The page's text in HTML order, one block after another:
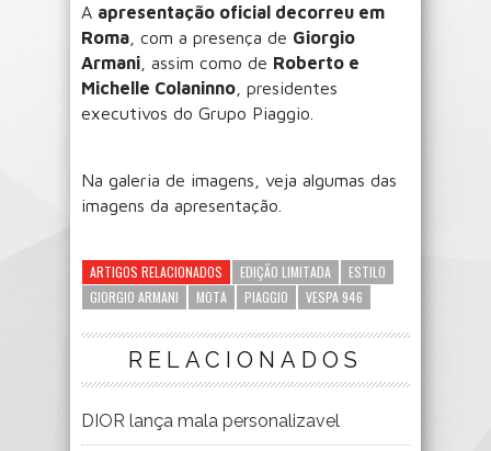
A apresentação oficial decorreu em
Roma , com a presença de Giorgio
Armani , assim como de Roberto e
Michelle Colaninno , presidentes
executivos do Grupo Piaggio.
Na galeria de imagens, veja algumas das
imagens da apresentação.
ARTIGOS RELACIONADOS EDIÇÃO LIMITADA
ESTILO
GIORGIO ARMANI
MOTA PIAGGIO VESPA 946
RELACIONADOS
DIOR lança mala personalizavel